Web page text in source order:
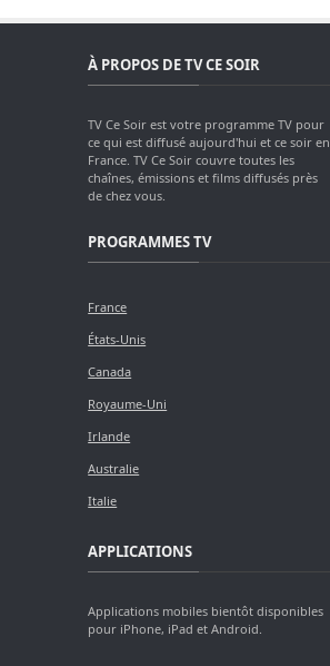
À PROPOS DE TV CE SOIR
TV Ce Soir est votre programme TV pour
ce qui est diffusé aujourd'hui et ce soir en
France. TV Ce Soir couvre toutes les
chaînes, émissions et films diffusés près
de chez vous.
PROGRAMMES TV
France
États-Unis
Canada
Royaume-Uni
Irlande
Australie
Italie
APPLICATIONS
Applications mobiles bientôt disponibles
pour iPhone, iPad et Android.